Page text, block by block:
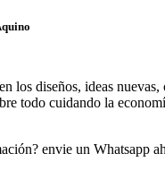
los diseños, ideas nuevas,
todo cuidando la
envie un Whatsapp